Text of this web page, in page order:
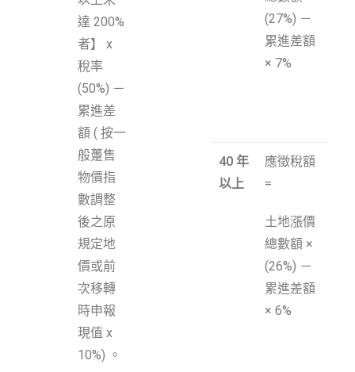
達 200%
者】 x
稅率
(50%) －
累進差
額 ( 按一
般躉售
物價指
數調整
後之原
規定地
價或前
次移轉
時申報
現值 x
10%) 。
(27%) －
累進差額
× 7%
40年
以上
應徵稅額
=
土地漲價
總數額 ×
(26%) －
累進差額
× 6%